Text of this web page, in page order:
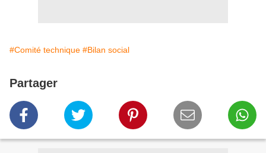
#Comité technique #Bilan social
Partager